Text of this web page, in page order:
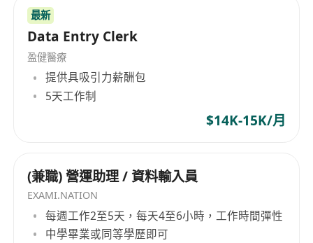
Cheng Xinglong Food Co., Ltd, a company
deeply rooted in Hong Kong, has been
dedicated to the retail industry since its
registration on October 19, 2015, clearly
excluding supermarkets, convenience stores,
pharmacies, and pharmaceutical companies
from its scope of business, forging a distinctive
high-quality products and services, gradually
securing its place in the retail market. Despite
facing various challenges, Cheng Xinglong Food
Co., Ltd continues to advance steadily,
最新
Data Entry Clerk
盈健醫療
提供具吸引力薪酬包
5天工作制
$14K-15K/月
(兼職) 營運助理 / 資料輸入員
EXAMI.NATION
每週工作2至5天，每天4至6小時，工作時間彈性
中學畢業或同等學歷即可